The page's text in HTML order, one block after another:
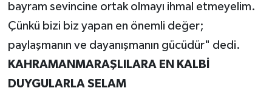
bayram sevincine ortak olmayı ihmal etmeyelim.
Çünkü bizi biz yapan en önemli değer;
paylaşmanın ve dayanışmanın gücüdür" dedi.
KAHRAMANMARAŞLILARA EN KALBİ
DUYGULARLA SELAM